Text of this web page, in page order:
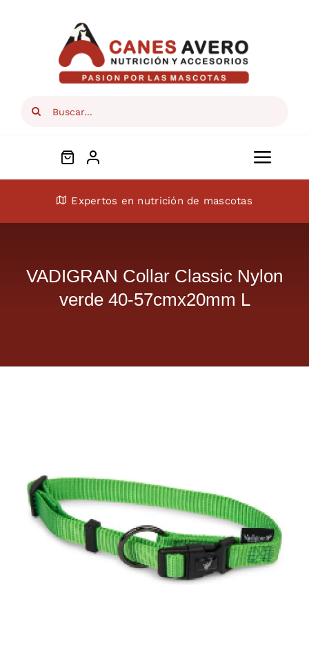
Search
Conócenos
Descanso
Expertos en nutrición de mascotas
VADIGRAN Collar Classic Nylon
verde 40-57cmx20mm L